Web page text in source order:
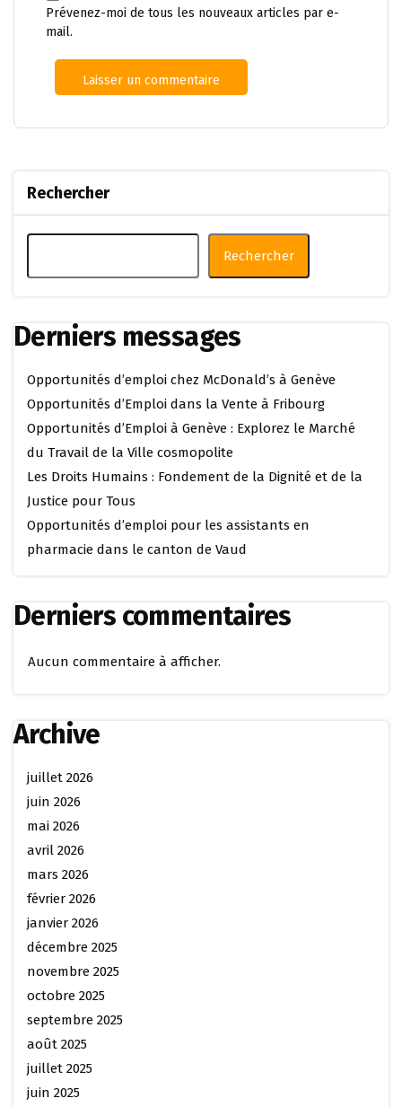
Prévenez-moi de tous les nouveaux articles par e-
mail.
Rechercher
Rechercher
Derniers messages
Opportunités d’emploi chez McDonald’s à Genève
Opportunités d’Emploi dans la Vente à Fribourg
Opportunités d’Emploi à Genève : Explorez le Marché
du Travail de la Ville cosmopolite
Les Droits Humains : Fondement de la Dignité et de la
Justice pour Tous
Opportunités d’emploi pour les assistants en
pharmacie dans le canton de Vaud
Derniers commentaires
Aucun commentaire à afficher.
Archive
juillet 2026
juin 2026
mai 2026
avril 2026
mars 2026
février 2026
janvier 2026
décembre 2025
novembre 2025
octobre 2025
septembre 2025
août 2025
juillet 2025
juin 2025